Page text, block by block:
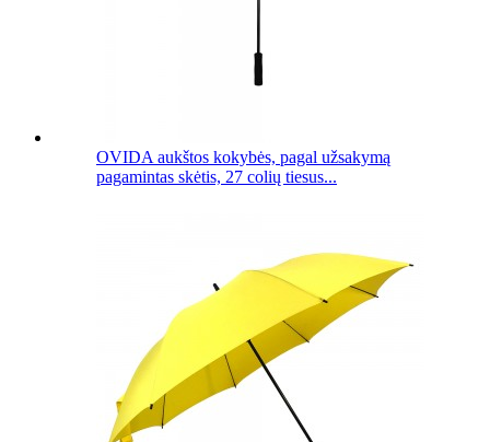
OVIDA aukštos kokybės, pagal užsakymą
pagamintas skėtis, 27 colių tiesus...